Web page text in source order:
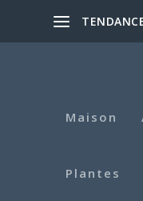
Maison
Plantes